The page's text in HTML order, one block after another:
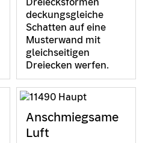
deckungsgleiche
Schatten auf eine
Musterwand mit
gleichseitigen
Dreiecken werfen.
Anschmiegsame
Luft